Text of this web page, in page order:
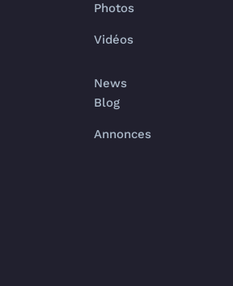
Photos
Vidéos
News
Blog
Annonces